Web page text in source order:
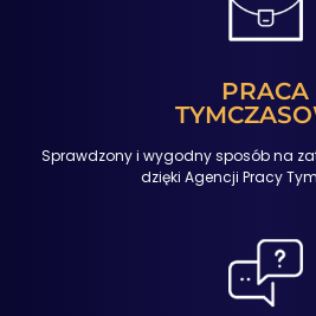
PRACA
Sprawdzony i wygodny sposób na
dzięki Agencji Pracy